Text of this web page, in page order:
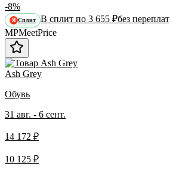
-8%
Я Сплит В сплит по 3 655 ₽без переплат
MPMeetPrice
Ash Grey
Обувь
31 авг. - 6 сент.
14 172 ₽
10 125 ₽